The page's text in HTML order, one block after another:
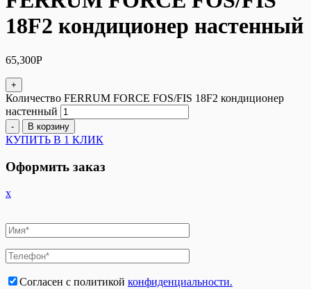
18F2 кондиционер настенный
65,300Р
+
Количество FERRUM FORCE FOS/FIS 18F2 кондиционер
настенный
- В корзину
КУПИТЬ В 1 КЛИК
Оформить заказ
x
Согласен с политикой конфиденциальности.